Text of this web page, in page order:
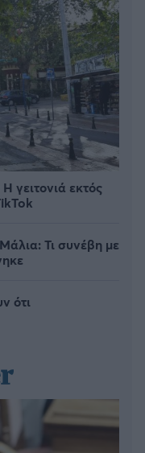
γειτονιά εκτός
Τι συνέβη με
ότι